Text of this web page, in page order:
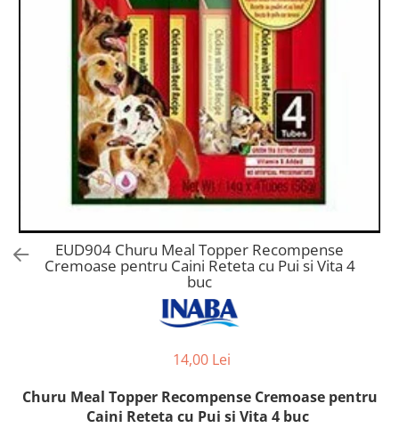
Hrana umeda
Recompense caini
Batoane branza Yak
Culcusuri
Custi si Genti de Transport
caprior
EUD904 Churu Meal Topper Recompense
Cremoase pentru Caini Reteta cu Pui si Vita 4
buc
14,00 Lei
Churu Meal Topper Recompense Cremoase pentru
Caini Reteta cu Pui si Vita 4 buc